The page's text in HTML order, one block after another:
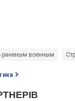
раненым военным